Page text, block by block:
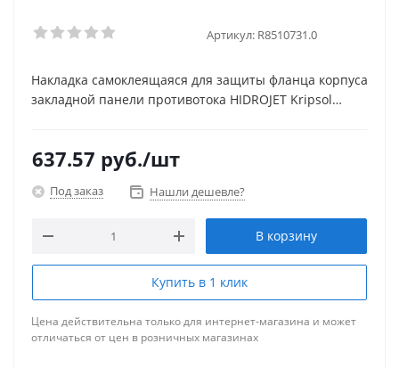
Артикул: R8510731.0
Накладка самоклеящаяся для защиты фланца корпуса
закладной панели противотока HIDROJET Kripsol
637.57 руб./шт
Под заказ Нашли дешевле?
В корзину
Купить в 1 клик
Цена действительна только для интернет-магазина и может
отличаться от цен в розничных магазинах